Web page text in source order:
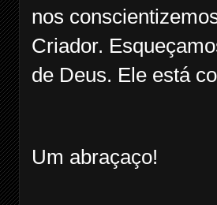
nos
Criador.
de Deus. Ele está
Um abraçaço!